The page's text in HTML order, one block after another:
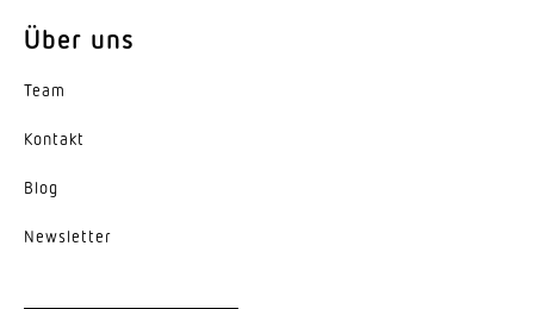
segmentweise Ausblendung
Elektronische Skalierbarkeit
Nein
Über uns
Team
Kontakt
Blog
News­letter